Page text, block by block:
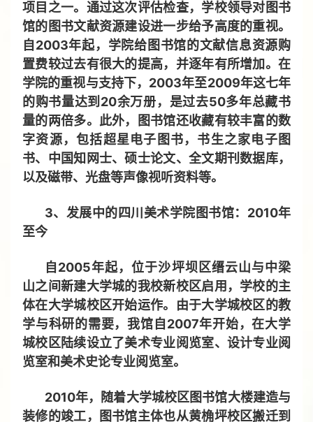
项目之一。通过这次评估检查，学校领导对图书
馆的图书文献资源建设进一步给予高度的重视。
自2003年起，学院给图书馆的文献信息资源购
置费较过去有很大的提高，并逐年有所增加。在
学院的重视与支持下，2003年至2009年这七年
的购书量达到20余万册，是过去50多年总藏书
量的两倍多。此外，图书馆还收藏有较丰富的数
字资源，包括超星电子图书，书生之家电子图
书、中国知网士、硕士论文、全文期刊数据库，
以及磁带、光盘等声像视听资料等。
3、发展中的四川美术学院图书馆：2010年
至今
自2005年起，位于沙坪坝区缙云山与中梁
山之间新建大学城的我校新校区启用，学校的主
体在大学城校区开始运作。由于大学城校区的教
学与科研的需要，我馆自2007年开始，在大学
城校区陆续设立了美术专业阅览室、设计专业阅
览室和美术史论专业阅览室。
2010年，随着大学城校区图书馆大楼建造与
装修的竣工，图书馆主体也从黄桷坪校区搬迁到